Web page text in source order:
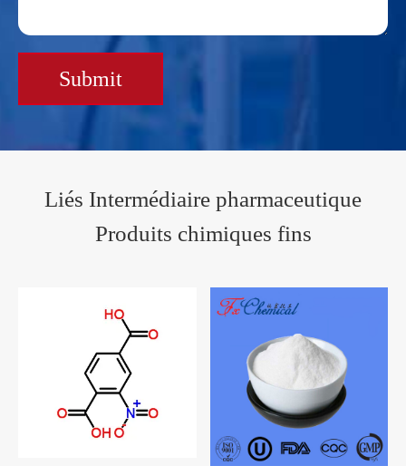
Submit
Liés Intermédiaire pharmaceutique
Produits chimiques fins